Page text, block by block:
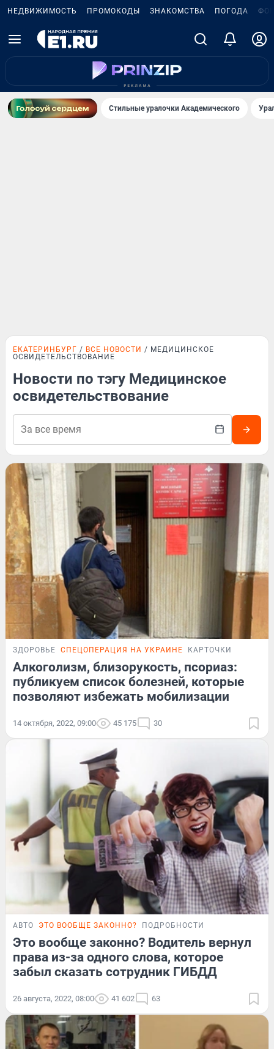
НЕДВИЖИМОСТЬ ПРОМОКОДЫ ЗНАКОМСТВА ПОГОДА
Стильные уралочки Академического
ЕКАТЕРИНБУРГ ВСЕ НОВОСТИ
МЕДИЦИНСКОЕ
ОСВИДЕТЕЛЬСТВОВАНИЕ
Новости по тэгу Медицинское
освидетельствование
ЗДОРОВЬЕ СПЕЦОПЕРАЦИЯ НА УКРАИНЕ КАРТОЧКИ
Алкоголизм, близорукость, псориаз:
публикуем список болезней, которые
позволяют избежать мобилизации
14 октября, 2022, 09:00 45 175 30
АВТО ЭТО ВООБЩЕ ЗАКОННО? ПОДРОБНОСТИ
Это вообще законно? Водитель вернул
права из-за одного слова, которое
забыл сказать сотрудник ГИБДД
26 августа, 2022, 08:00 41 602 63